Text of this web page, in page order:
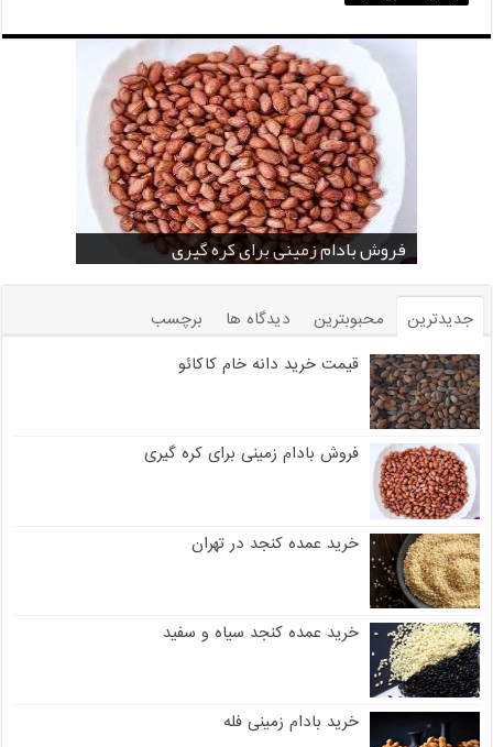
قیمت خرید دانه خام کاکائو
فروش بادام زمینی برای کره گیری
خرید عمده کنجد در تهران
خرید عمده کنجد سیاه و سفید
خرید بادام زمینی فله
خرید عمده کنجد سیاه
خرید عمده کنجد سفید
قیمت خرید کافی میت در کرمان
فروش انواع کنجد در یزد ( Sesame )
جدیدترین محبوبترین دیدگاه ها
برچسب
قیمت خرید دانه خام کاکائو
فروش بادام زمینی برای کره گیری
خرید عمده کنجد در تهران
خرید عمده کنجد سیاه و سفید
خرید بادام زمینی فله